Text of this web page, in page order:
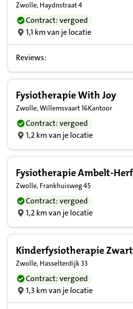
Zwolle, Haydnstraat 4
Contract: vergoed
1,1 km van je locatie
Reviews:
Fysiotherapie With Joy
Zwolle, Willemsvaart 16Kantoor
Contract: vergoed
1,2 km van je locatie
Fysiotherapie Ambelt-
Zwolle, Frankhuisweg 45
Contract: vergoed
1,2 km van je locatie
Kinderfysiotherapie
Zwolle, Hasselterdijk 33
Contract: vergoed
1,3 km van je locatie